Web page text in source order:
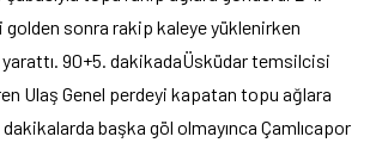
golden sonra rakip kaleye yüklenirken
90+5. dakikadaÜsküdar temsilcisi
Ulaş Genel perdeyi kapatan topu ağlara
başka göl olmayınca Çamlıcapor